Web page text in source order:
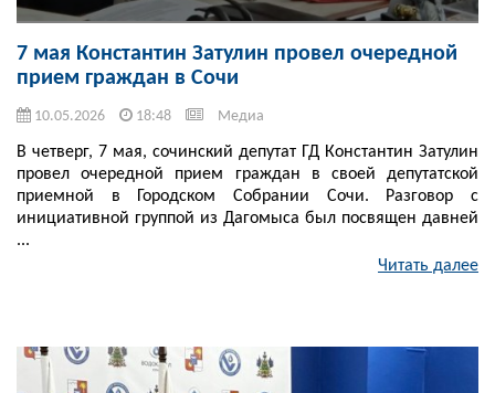
7 мая Константин Затулин провел очередной
прием граждан в Сочи
10.05.2026 18:48 Медиа
В четверг, 7 мая, сочинский депутат ГД Константин Затулин
провел очередной прием граждан в своей депутатской
приемной в Городском Собрании Сочи. Разговор с
инициативной группой из Дагомыса был посвящен давней
...
Читать далее